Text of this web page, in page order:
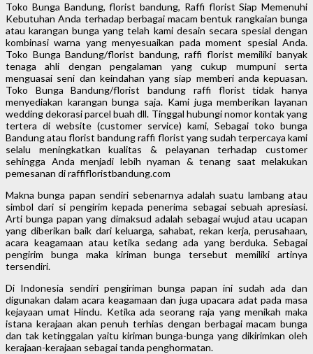
Toko Bunga Bandung, florist bandung, Raffi florist Siap Memenuhi
Kebutuhan Anda terhadap berbagai macam bentuk rangkaian bunga
atau karangan bunga yang telah kami desain secara spesial dengan
kombinasi warna yang menyesuaikan pada moment spesial Anda.
Toko Bunga Bandung/florist bandung, raffi florist memiliki banyak
tenaga ahli dengan pengalaman yang cukup mumpuni serta
menguasai seni dan keindahan yang siap memberi anda kepuasan.
Toko Bunga Bandung/florist bandung raffi florist tidak hanya
menyediakan karangan bunga saja. Kami juga memberikan layanan
wedding dekorasi parcel buah dll. Tinggal hubungi nomor kontak yang
tertera di website (customer service) kami, Sebagai toko bunga
Bandung atau florist bandung raffi florist yang sudah terpercaya kami
selalu meningkatkan kualitas & pelayanan terhadap customer
sehingga Anda menjadi lebih nyaman & tenang saat melakukan
pemesanan di raffifloristbandung.com
Makna bunga papan sendiri sebenarnya adalah suatu lambang atau
simbol dari si pengirim kepada penerima sebagai sebuah apresiasi.
Arti bunga papan yang dimaksud adalah sebagai wujud atau ucapan
yang diberikan baik dari keluarga, sahabat, rekan kerja, perusahaan,
acara keagamaan atau ketika sedang ada yang berduka. Sebagai
pengirim bunga maka kiriman bunga tersebut memiliki artinya
tersendiri.
Di Indonesia sendiri pengiriman bunga papan ini sudah ada dan
digunakan dalam acara keagamaan dan juga upacara adat pada masa
kejayaan umat Hindu. Ketika ada seorang raja yang menikah maka
istana kerajaan akan penuh terhias dengan berbagai macam bunga
dan tak ketinggalan yaitu kiriman bunga-bunga yang dikirimkan oleh
kerajaan-kerajaan sebagai tanda penghormatan.